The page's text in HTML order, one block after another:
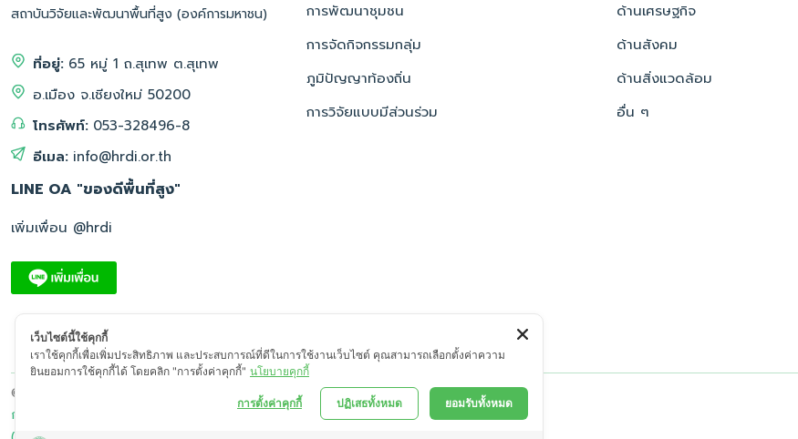
สถาบันวิจัยและพัฒนาพื้นที่สูง (องค์การมหาชน)
ที่อยู่: 65 หมู่ 1 ถ.สุเทพ ต.สุเทพ
อ.เมือง จ.เชียงใหม่ 50200
โทรศัพท์: 053-328496-8
อีเมล: info@hrdi.or.th
การพัฒนาชุมชน
การจัดกิจกรรมกลุ่ม
ภูมิปัญญาท้องถิ่น
การวิจัยแบบมีส่วนร่วม
ด้านเศรษฐกิจ
ด้านสังคม
ด้านสิ่งแวดล้อม
อื่น ๆ
LINE OA "ของดีพื้นที่สูง"
เพิ่มเพื่อน @hrdi
© 2569, สถาบันวิจัยและพัฒนาพื้นที่สูง (องค์การมหาชน) - All rights reserved
การคุ้มครองข้อมูลส่วนบุคคล (PDPA)
นโยบายคุกกี้ (Cookies Policy)
การปฏิเสธความรับผิด
เว็บไซต์นี้ใช้คุกกี้
เราใช้คุกกี้เพื่อเพิ่มประสิทธิภาพ และประสบการณ์ที่ดีในการใช้งานเว็บไซต์ คุณสามารถเลือกตั้งค่าความ
ยินยอมการใช้คุกกี้ได้ โดยคลิก "การตั้งค่าคุกกี้" นโยบายคุกกี้
ปฏิเสธทั้งหมด ยอมรับทั้งหมด
การตั้งค่าคุกกี้